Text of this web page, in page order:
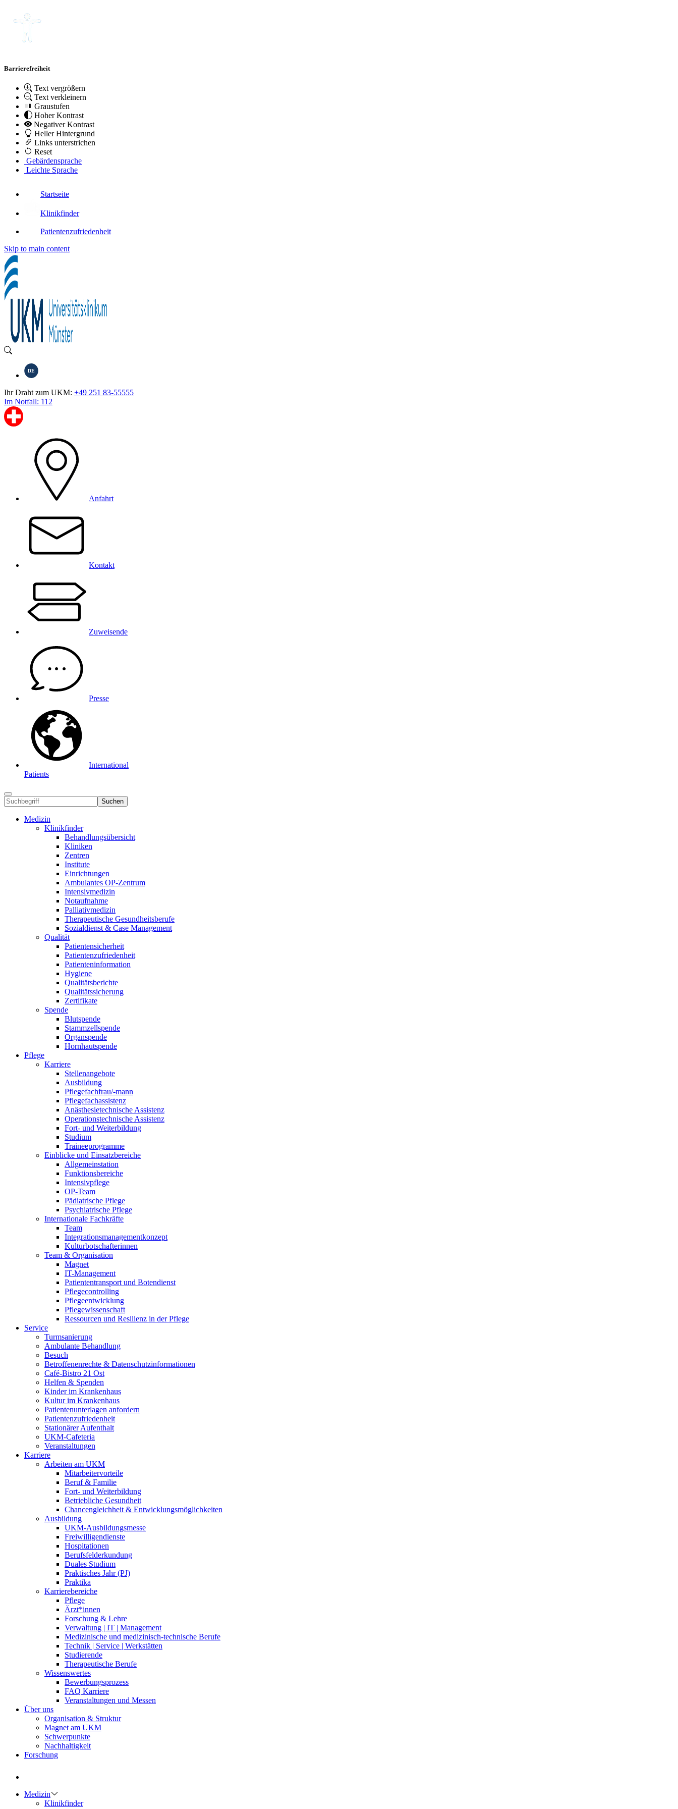
Barrierefreiheit
Text vergrößern
Text verkleinern
Graustufen
Hoher Kontrast
Negativer Kontrast
Heller Hintergrund
Links unterstrichen
Reset
Gebärdensprache
Leichte Sprache
Startseite
Klinikfinder
Patientenzufriedenheit
Skip to main content
DE
Ihr Draht zum UKM: +49 251 83-55555
Im Notfall: 112
Anfahrt
Kontakt
Zuweisende
Presse
International
Patients
Suchen
Medizin
Klinikfinder
Behandlungsübersicht
Kliniken
Zentren
Institute
Einrichtungen
Ambulantes OP-Zentrum
Intensivmedizin
Notaufnahme
Palliativmedizin
Therapeutische Gesundheitsberufe
Sozialdienst & Case Management
Qualität
Patientensicherheit
Patientenzufriedenheit
Patienteninformation
Hygiene
Qualitätsberichte
Qualitätssicherung
Zertifikate
Spende
Blutspende
Stammzellspende
Organspende
Hornhautspende
Pflege
Karriere
Stellenangebote
Ausbildung
Pflegefachfrau/-mann
Pflegefachassistenz
Anästhesietechnische Assistenz
Operationstechnische Assistenz
Fort- und Weiterbildung
Studium
Traineeprogramme
Einblicke und Einsatzbereiche
Allgemeinstation
Funktionsbereiche
Intensivpflege
OP-Team
Pädiatrische Pflege
Psychiatrische Pflege
Internationale Fachkräfte
Team
Integrationsmanagementkonzept
Kulturbotschafterinnen
Team & Organisation
Magnet
IT-Management
Patiententransport und Botendienst
Pflegecontrolling
Pflegeentwicklung
Pflegewissenschaft
Ressourcen und Resilienz in der Pflege
Service
Turmsanierung
Ambulante Behandlung
Besuch
Betroffenenrechte & Datenschutzinformationen
Café-Bistro 21 Ost
Helfen & Spenden
Kinder im Krankenhaus
Kultur im Krankenhaus
Patientenunterlagen anfordern
Patientenzufriedenheit
Stationärer Aufenthalt
UKM-Cafeteria
Veranstaltungen
Karriere
Arbeiten am UKM
Mitarbeitervorteile
Beruf & Familie
Fort- und Weiterbildung
Betriebliche Gesundheit
Chancengleichheit & Entwicklungsmöglichkeiten
Ausbildung
UKM-Ausbildungsmesse
Freiwilligendienste
Hospitationen
Berufsfelderkundung
Duales Studium
Praktisches Jahr (PJ)
Praktika
Karrierebereiche
Pflege
Ärzt*innen
Forschung & Lehre
Verwaltung | IT | Management
Medizinische und medizinisch-technische Berufe
Technik | Service | Werkstätten
Studierende
Therapeutische Berufe
Wissenswertes
Bewerbungsprozess
FAQ Karriere
Veranstaltungen und Messen
Über uns
Organisation & Struktur
Magnet am UKM
Schwerpunkte
Nachhaltigkeit
Forschung
Medizin
Klinikfinder